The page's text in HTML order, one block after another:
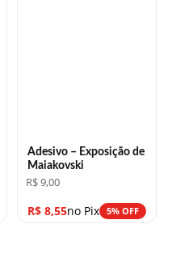
Adesivo – Exposição de
Maiakovski
R$9,00
R$ 8,55no Pix 5% OFF